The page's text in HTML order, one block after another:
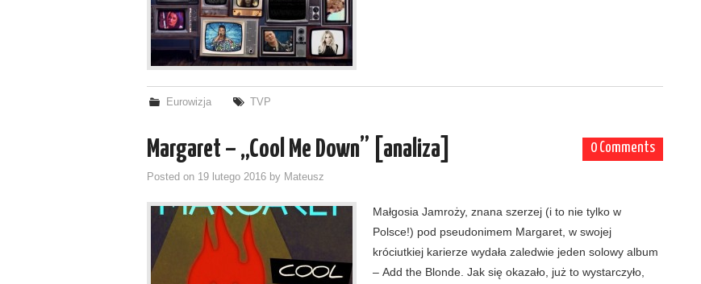
Eurowizja TVP
0 Comments
Margaret – „Cool Me Down” [analiza]
Posted on 19 lutego 2016 by Mateusz
Małgosia Jamroży, znana szerzej (i to nie tylko w
Polsce!) pod pseudonimem Margaret, w swojej
króciutkiej karierze wydała zaledwie jeden solowy album
– Add the Blonde. Jak się okazało, już to wystarczyło,